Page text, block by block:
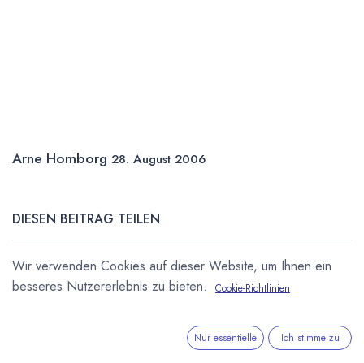
Arne Homborg 28. August 2006
DIESEN BEITRAG TEILEN
Wir verwenden Cookies auf dieser Website, um Ihnen ein
besseres Nutzererlebnis zu bieten.
Cookie-Richtlinien
Nur essentielle Ich stimme zu